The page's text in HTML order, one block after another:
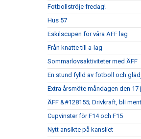
Fotbollströje fredag!
Hus 57
Eskilscupen för våra ÄFF lag
Från knatte till a-lag
Sommarlovsaktiviteter med ÄFF
En stund fylld av fotboll och
Extra årsmöte måndagen den
ÄFF &#128155; Drivkraft, bli
Cupvinster för F14 och F15
Nytt ansikte på kansliet